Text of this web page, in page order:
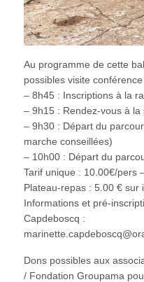
Au programme de cette
possibles visite
– 8h45 : Inscriptions à la
– 9h15 : Rendez-vous à
– 9h30 : Départ du
marche conseillées)
– 10h00 : Départ du
Tarif unique : 10.00€/pers
Plateau-repas : 5.00 € sur
Informations et pré-
Capdeboscq :
Dons possibles aux
/ Fondation Groupama